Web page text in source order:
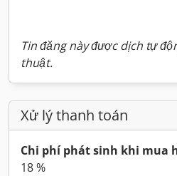
Tin đăng này được dịch tự
thuật.
Xử lý thanh toán
Chi phí phát sinh khi mua
18 %